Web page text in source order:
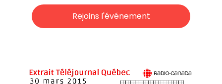
Rejoins l'événement